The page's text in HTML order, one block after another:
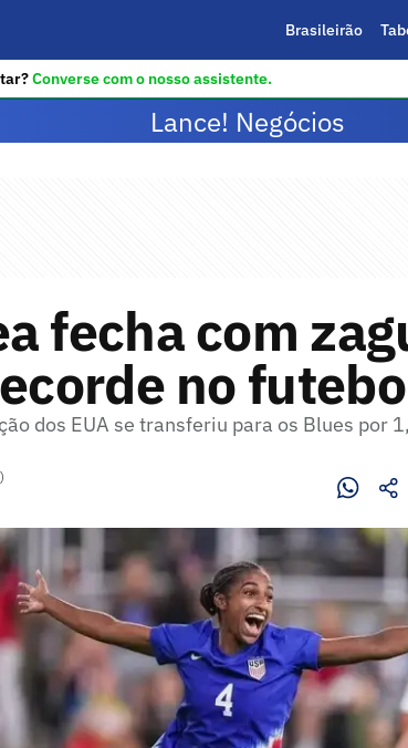
Brasileirão
Converse com o nosso assistente.
Lance! Negócios
fecha com
no
dos EUA se transferiu para os Blues por